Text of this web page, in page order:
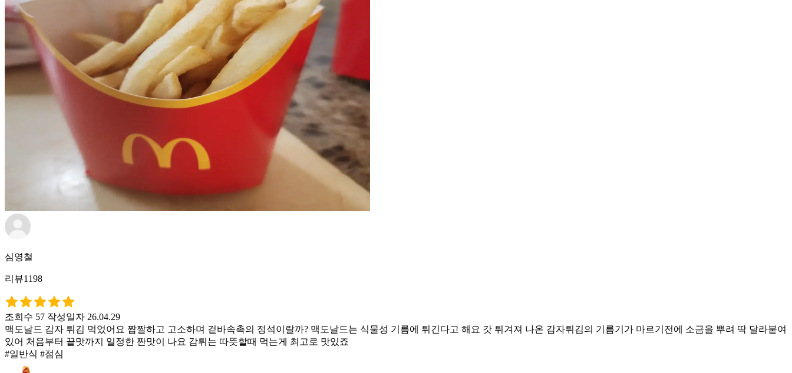
심영철
리뷰1198
조회수 57 작성일자 26.04.29
맥도날드 감자 튀김 먹었어요 짭짤하고 고소하며 겉바속촉의 정석이랄까? 맥도날드는 식물성 기름에 튀긴다고 해요 갓 튀겨져 나온 감자튀김의 기름기가 마르기전에 소금을 뿌려 딱 달라붙여
있어 처음부터 끝맛까지 일정한 짠맛이 나요 감튀는 따뜻할때 먹는게 최고로 맛있죠
#일반식 #점심